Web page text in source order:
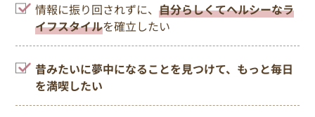
情報に振り回されずに、自分らしくてヘルシーなラ
イフスタイルを確立したい
昔みたいに夢中になることを見つけて、もっと毎日
を満喫したい